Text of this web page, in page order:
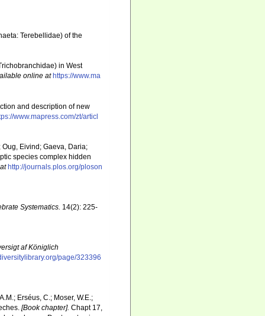
Terebellidae) of the
in West
online at https://www.ma
and description of new
www.mapress.com/zt/articl
Eivind; Gaeva, Daria;
species complex hidden
http://journals.plos.org/ploson
Systematics. 14(2): 225-
af Königlich
page/323396
Erséus, C.; Moser, W.E.;
[Book chapter]. Chapt 17,